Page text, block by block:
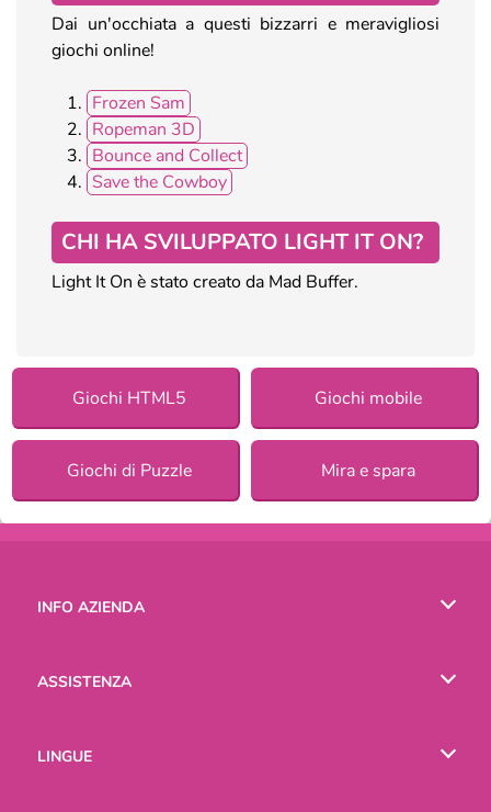
Dai un'occhiata a questi bizzarri e meravigliosi
giochi online!
Frozen Sam
Ropeman 3D
Bounce and Collect
Save the Cowboy
CHI HA SVILUPPATO LIGHT IT ON?
Light It On è stato creato da Mad Buffer.
Giochi HTML5 Giochi mobile
Giochi di Puzzle Mira e spara
INFO AZIENDA
ASSISTENZA
LINGUE